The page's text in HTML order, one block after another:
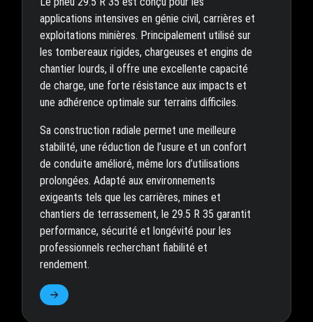
applications intensives en génie civil, carrières et
exploitations minières. Principalement utilisé sur
les tombereaux rigides, chargeuses et engins de
chantier lourds, il offre une excellente capacité
de charge, une forte résistance aux impacts et
une adhérence optimale sur terrains difficiles.
Sa construction radiale permet une meilleure
stabilité, une réduction de l’usure et un confort
de conduite amélioré, même lors d’utilisations
prolongées. Adapté aux environnements
exigeants tels que les carrières, mines et
chantiers de terrassement, le 29.5 R 35 garantit
performance, sécurité et longévité pour les
professionnels recherchant fiabilité et
rendement.